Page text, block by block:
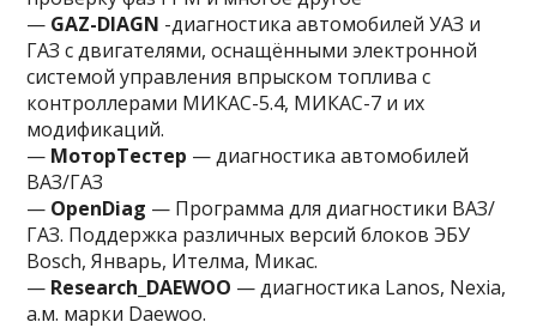
— GAZ-DIAGN -диагностика автомобилей УАЗ и
ГАЗ с двигателями, оснащёнными электронной
системой управления впрыском топлива с
контроллерами МИКАС-5.4, МИКАС-7 и их
модификаций.
— МоторТестер — диагностика автомобилей
ВАЗ/ГАЗ
— OpenDiag — Программа для диагностики ВАЗ/
ГАЗ. Поддержка различных версий блоков ЭБУ
Bosch, Январь, Ителма, Микас.
— Research_DAEWOO — диагностика Lanos, Nexia,
а.м. марки Daewoo.